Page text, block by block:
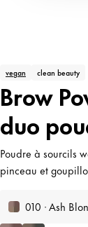
vegan clean beauty
Brow
duo
Poudre à sourcils
pinceau et
010 · Ash